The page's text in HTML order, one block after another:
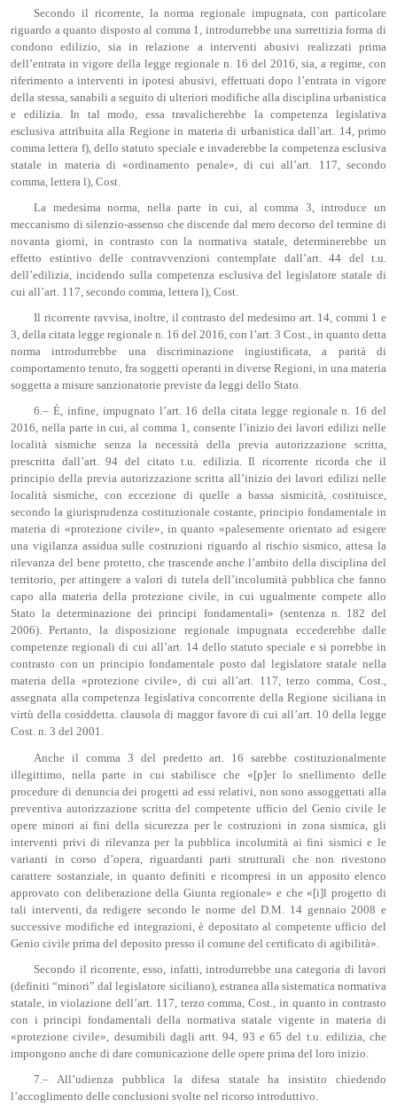
Secondo il ricorrente, la norma regionale impugnata, con particolare
riguardo a quanto disposto al comma 1, introdurrebbe una surrettizia forma di
condono edilizio, sia in relazione a interventi abusivi realizzati prima
dell’entrata in vigore della legge regionale n. 16 del 2016, sia, a regime, con
riferimento a interventi in ipotesi abusivi, effettuati dopo l’entrata in vigore
della stessa, sanabili a seguito di ulteriori modifiche alla disciplina urbanistica
e edilizia. In tal modo, essa travalicherebbe la competenza legislativa
esclusiva attribuita alla Regione in materia di urbanistica dall’art. 14, primo
comma lettera f), dello statuto speciale e invaderebbe la competenza esclusiva
statale in materia di «ordinamento penale», di cui all’art. 117, secondo
comma, lettera l), Cost.
La medesima norma, nella parte in cui, al comma 3, introduce un
meccanismo di silenzio-assenso che discende dal mero decorso del termine di
novanta giorni, in contrasto con la normativa statale, determinerebbe un
effetto estintivo delle contravvenzioni contemplate dall’art. 44 del t.u.
dell’edilizia, incidendo sulla competenza esclusiva del legislatore statale di
cui all’art. 117, secondo comma, lettera l), Cost.
Il ricorrente ravvisa, inoltre, il contrasto del medesimo art. 14, commi 1 e
3, della citata legge regionale n. 16 del 2016, con l’art. 3 Cost., in quanto detta
norma introdurrebbe una discriminazione ingiustificata, a parità di
comportamento tenuto, fra soggetti operanti in diverse Regioni, in una materia
soggetta a misure sanzionatorie previste da leggi dello Stato.
6.– È, infine, impugnato l’art. 16 della citata legge regionale n. 16 del
2016, nella parte in cui, al comma 1, consente l’inizio dei lavori edilizi nelle
località sismiche senza la necessità della previa autorizzazione scritta,
prescritta dall’art. 94 del citato t.u. edilizia. Il ricorrente ricorda che il
principio della previa autorizzazione scritta all’inizio dei lavori edilizi nelle
località sismiche, con eccezione di quelle a bassa sismicità, costituisce,
secondo la giurisprudenza costituzionale costante, principio fondamentale in
materia di «protezione civile», in quanto «palesemente orientato ad esigere
una vigilanza assidua sulle costruzioni riguardo al rischio sismico, attesa la
rilevanza del bene protetto, che trascende anche l’ambito della disciplina del
territorio, per attingere a valori di tutela dell’incolumità pubblica che fanno
capo alla materia della protezione civile, in cui ugualmente compete allo
Stato la determinazione dei principi fondamentali» (sentenza n. 182 del
2006). Pertanto, la disposizione regionale impugnata eccederebbe dalle
competenze regionali di cui all’art. 14 dello statuto speciale e si porrebbe in
contrasto con un principio fondamentale posto dal legislatore statale nella
materia della «protezione civile», di cui all’art. 117, terzo comma, Cost.,
assegnata alla competenza legislativa concorrente della Regione siciliana in
virtù della cosiddetta. clausola di maggor favore di cui all’art. 10 della legge
Cost. n. 3 del 2001.
Anche il comma 3 del predetto art. 16 sarebbe costituzionalmente
illegittimo, nella parte in cui stabilisce che «[p]er lo snellimento delle
procedure di denuncia dei progetti ad essi relativi, non sono assoggettati alla
preventiva autorizzazione scritta del competente ufficio del Genio civile le
opere minori ai fini della sicurezza per le costruzioni in zona sismica, gli
interventi privi di rilevanza per la pubblica incolumità ai fini sismici e le
varianti in corso d’opera, riguardanti parti strutturali che non rivestono
carattere sostanziale, in quanto definiti e ricompresi in un apposito elenco
approvato con deliberazione della Giunta regionale» e che «[i]l progetto di
tali interventi, da redigere secondo le norme del D.M. 14 gennaio 2008 e
successive modifiche ed integrazioni, è depositato al competente ufficio del
Genio civile prima del deposito presso il comune del certificato di agibilità».
Secondo il ricorrente, esso, infatti, introdurrebbe una categoria di lavori
(definiti “minori” dal legislatore siciliano), estranea alla sistematica normativa
statale, in violazione dell’art. 117, terzo comma, Cost., in quanto in contrasto
con i principi fondamentali della normativa statale vigente in materia di
«protezione civile», desumibili dagli artt. 94, 93 e 65 del t.u. edilizia, che
impongono anche di dare comunicazione delle opere prima del loro inizio.
7.– All’udienza pubblica la difesa statale ha insistito chiedendo
l’accoglimento delle conclusioni svolte nel ricorso introduttivo.